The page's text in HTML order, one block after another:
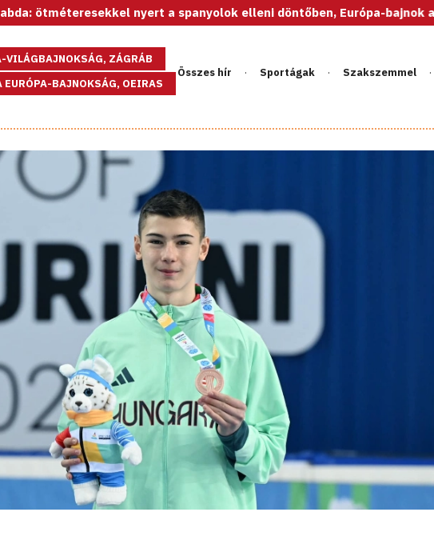
nyert a spanyolok elleni döntőben, Európa-bajnok az U20-as
ZÁGRÁB
BAJNOKSÁG, OEIRAS
Összes hír Sportágak Szakszemmel